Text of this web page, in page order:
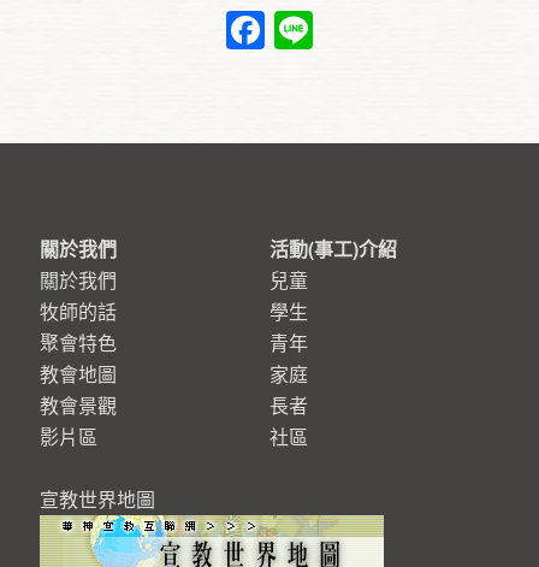
Facebook
關於我們
關於我們
牧師的話
聚會特色
教會地圖
教會景觀
影片區
宣教世界地圖
活動(事工)介紹
兒童
學生
青年
家庭
長者
社區